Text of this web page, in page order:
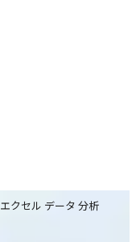
エクセル データ 分析